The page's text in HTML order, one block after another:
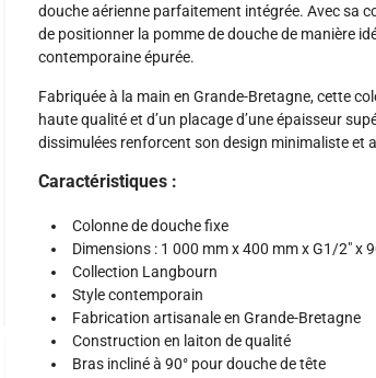
douche aérienne parfaitement intégrée. Avec sa
de positionner la pomme de douche de manière
contemporaine épurée.
Fabriquée à la main en Grande-Bretagne, cette
haute qualité et d’un placage d’une épaisseur
dissimulées renforcent son design minimaliste
Caractéristiques :
Colonne de douche fixe
Dimensions : 1 000 mm x 400 mm x G1/2" x
Collection Langbourn
Style contemporain
Fabrication artisanale en Grande-Bretagne
Construction en laiton de qualité
Bras incliné à 90° pour douche de tête